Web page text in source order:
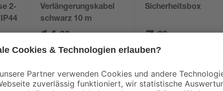
2-
Verlängerungskabel
schwarz 10 m
14,99
1,50 € / Meter
Sicherheitsbox
7,99